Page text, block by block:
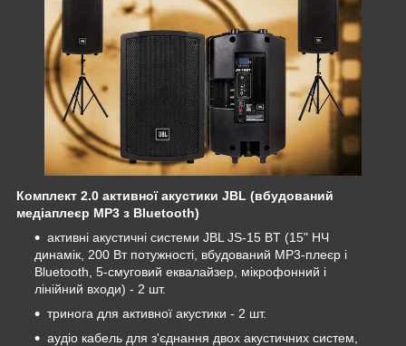
Комплект 2.0 активної акустики JBL (вбудований
медіаплеєр MP3 з Bluetooth)
активні акустичні системи JBL JS-15 BT (15" НЧ
динамік, 200 Вт потужності, вбудований MP3-плеєр і
Bluetooth, 5-смуговий еквалайзер, мікрофонний і
лінійний входи) - 2 шт.
тринога для активної акустики - 2 шт.
аудіо кабель для з'єднання двох акустичних систем,